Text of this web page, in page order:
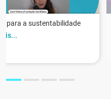
para a sustentabilidade